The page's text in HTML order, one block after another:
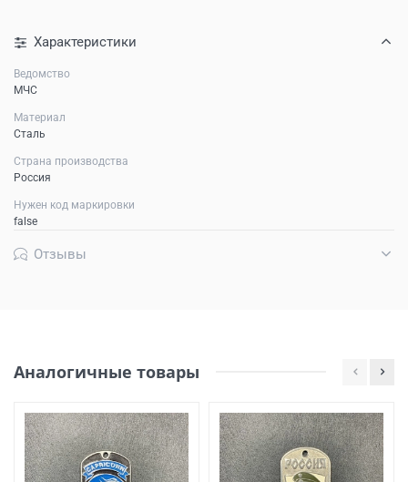
Характеристики
Ведомство
МЧС
Материал
Сталь
Страна производства
Россия
Нужен код маркировки
false
Отзывы
Аналогичные товары